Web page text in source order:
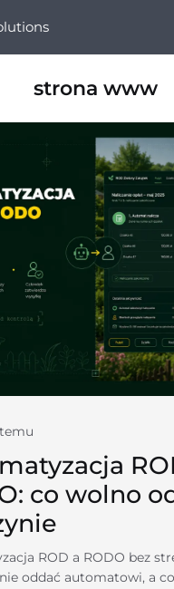
strona www
co wolno
ROD a RODO bez
oddać automatowi, a